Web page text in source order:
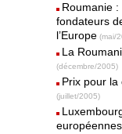
Roumanie
fondateurs
l’Europe (mai/
La
(décembre/2005)
Prix pour la
(juillet/2005)